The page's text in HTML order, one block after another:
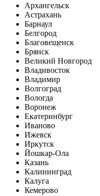
Архангельск
Астрахань
Барнаул
Белгород
Благовещенск
Брянск
Великий Новгород
Владивосток
Владимир
Волгоград
Вологда
Воронеж
Екатеринбург
Иваново
Ижевск
Иркутск
Йошкар-Ола
Казань
Калининград
Калуга
Кемерово